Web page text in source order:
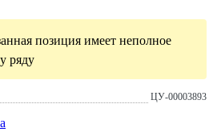
позиция имеет неполное
ряду
ЦУ-00003893